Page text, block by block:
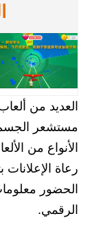
مستشعر
الأنواع من
رعاة
الحضور
الرقمي.